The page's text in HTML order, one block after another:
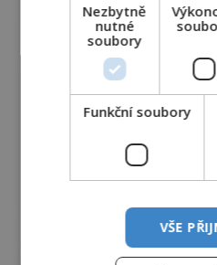
Nezbytně
nutné
soubory
Funkční soubory
VŠE